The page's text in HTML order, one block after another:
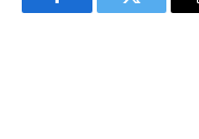
FacebookTwitter